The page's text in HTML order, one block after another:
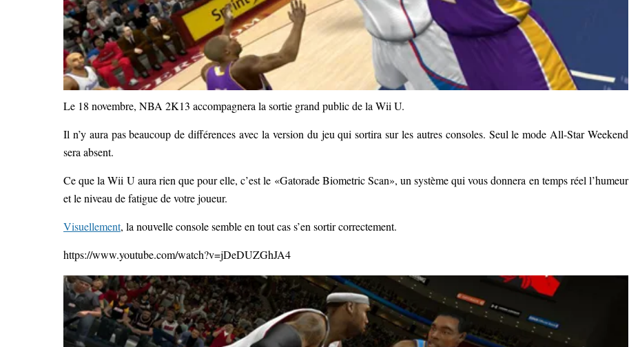
Le 18 novembre, NBA 2K13 accompagnera la sortie grand public de la Wii U.
Il n’y aura pas beaucoup de différences avec la version du jeu qui sortira sur les autres consoles. Seul le mode All-Star Weekend
sera absent.
Ce que la Wii U aura rien que pour elle, c’est le «Gatorade Biometric Scan», un système qui vous donnera en temps réel l’humeur
et le niveau de fatigue de votre joueur.
Visuellement, la nouvelle console semble en tout cas s’en sortir correctement.
https://www.youtube.com/watch?v=jDeDUZGhJA4